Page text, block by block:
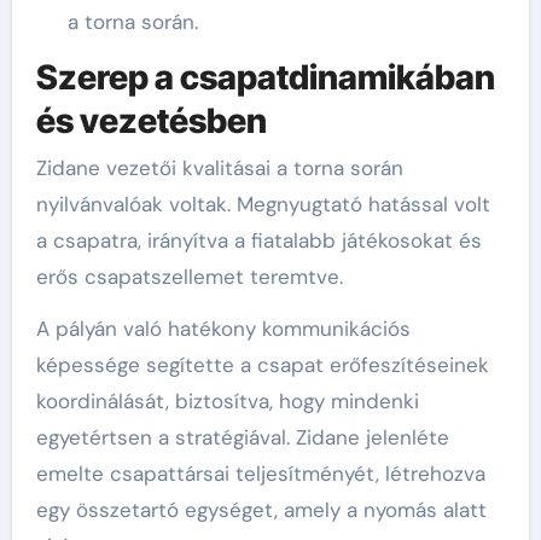
a torna során.
Szerep a csapatdinamikában
és vezetésben
Zidane vezetői kvalitásai a torna során
nyilvánvalóak voltak. Megnyugtató hatással volt
a csapatra, irányítva a fiatalabb játékosokat és
erős csapatszellemet teremtve.
A pályán való hatékony kommunikációs
képessége segítette a csapat erőfeszítéseinek
koordinálását, biztosítva, hogy mindenki
egyetértsen a stratégiával. Zidane jelenléte
emelte csapattársai teljesítményét, létrehozva
egy összetartó egységet, amely a nyomás alatt